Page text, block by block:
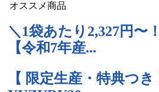
オススメ商品